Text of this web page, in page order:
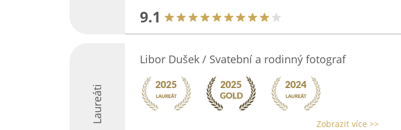
9.1
Laureáti
Libor Dušek / Svatební a rodinný fotograf
Zobrazit více >>